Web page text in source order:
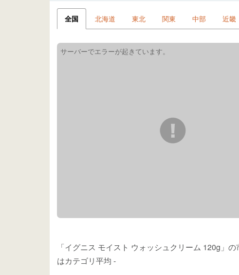
全国 北海道 東北 関東 中部 近畿
「イグニス モイスト ウォッシュクリーム 120g」の
はカテゴリ平均 -